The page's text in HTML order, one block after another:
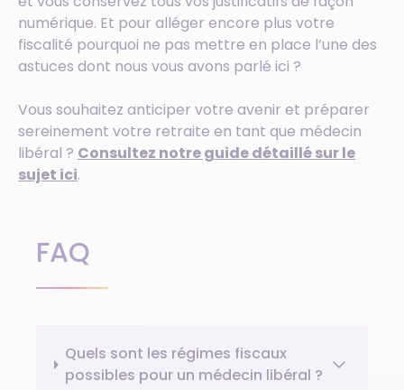
numérique. Et pour alléger encore plus votre
fiscalité pourquoi ne pas mettre en place l’une des
astuces dont nous vous avons parlé ici ?
Vous souhaitez anticiper votre avenir et préparer
sereinement votre retraite en tant que médecin
libéral ? Consultez notre guide détaillé sur le
sujet ici.
FAQ
Quels sont les régimes fiscaux
possibles pour un médecin libéral ?